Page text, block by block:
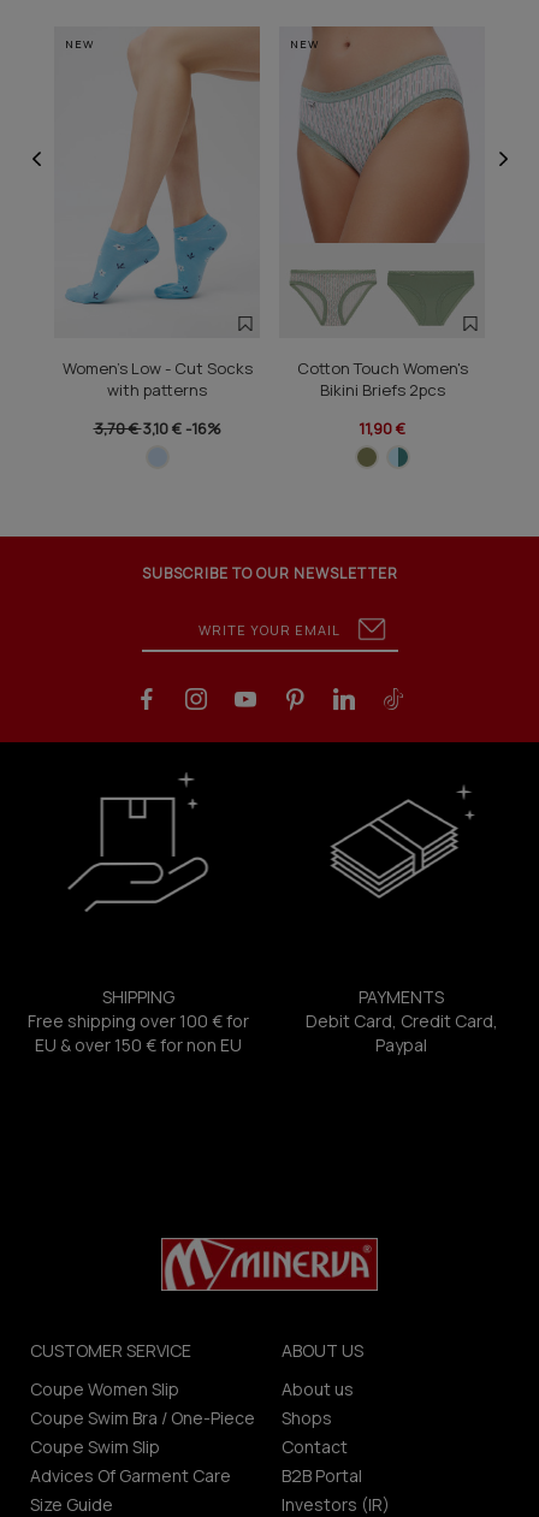
NEW
Women's Low - Cut Socks
with patterns
3,70 €3,10 € -16%
NEW
Cotton Touch Women's
Bikini Briefs 2pcs
11,90 €
SUBSCRIBE TO OUR NEWSLETTER
SHIPPING
Free shipping over 100 € for
EU & over 150 € for non EU
PAYMENTS
Debit Card, Credit Card,
Paypal
CUSTOMER SERVICE
Coupe Women Slip
Coupe Swim Bra / One-Piece
Coupe Swim Slip
Advices Of Garment Care
Size Guide
ABOUT US
About us
Shops
Contact
B2B Portal
Investors (IR)